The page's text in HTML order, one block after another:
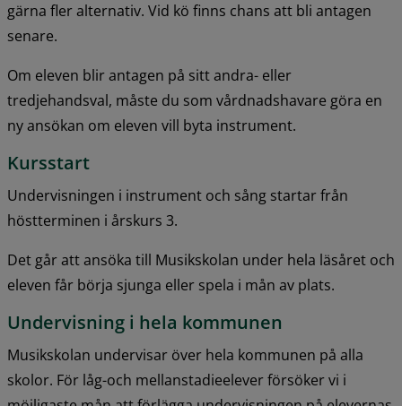
gärna fler alternativ. Vid kö finns chans att bli antagen
senare.
Om eleven blir antagen på sitt andra- eller
tredjehandsval, måste du som vårdnadshavare göra en
ny ansökan om eleven vill byta instrument.
Kursstart
Undervisningen i instrument och sång startar från
höstterminen i årskurs 3.
Det går att ansöka till Musikskolan under hela läsåret och
eleven får börja sjunga eller spela i mån av plats.
Undervisning i hela kommunen
Musikskolan undervisar över hela kommunen på alla
skolor. För låg-och mellanstadieelever försöker vi i